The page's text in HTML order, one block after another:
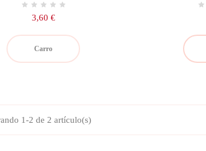
Precio
3,60 €
Carro
1-2 de 2 artículo(s)